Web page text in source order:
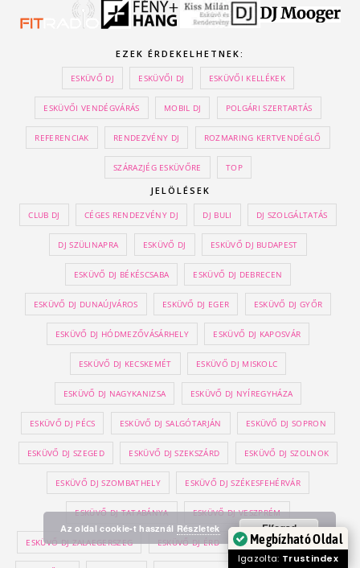
EZEK ÉRDEKELHETNEK:
ESKÜVŐ DJ ESKÜVŐI DJ ESKÜVŐI KELLÉKEK
ESKÜVŐI VENDÉGVÁRÁS MOBIL DJ POLGÁRI SZERTARTÁS
REFERENCIAK RENDEZVÉNY DJ ROZMARING KERTVENDÉGLŐ
SZÁRAZJÉG ESKÜVŐRE TOP
JELÖLÉSEK
CLUB DJ CÉGES RENDEZVÉNY DJ DJ BULI DJ SZOLGÁLTATÁS
DJ SZÜLINAPRA ESKÜVŐ DJ ESKÜVŐ DJ BUDAPEST
ESKÜVŐ DJ BÉKÉSCSABA ESKÜVŐ DJ DEBRECEN
ESKÜVŐ DJ DUNAÚJVÁROS ESKÜVŐ DJ EGER ESKÜVŐ DJ GYŐR
ESKÜVŐ DJ HÓDMEZŐVÁSÁRHELY ESKÜVŐ DJ KAPOSVÁR
ESKÜVŐ DJ KECSKEMÉT ESKÜVŐ DJ MISKOLC
ESKÜVŐ DJ NAGYKANIZSA ESKÜVŐ DJ NYÍREGYHÁZA
ESKÜVŐ DJ PÉCS ESKÜVŐ DJ SALGÓTARJÁN ESKÜVŐ DJ SOPRON
ESKÜVŐ DJ SZEGED ESKÜVŐ DJ SZEKSZÁRD ESKÜVŐ DJ SZOLNOK
ESKÜVŐ DJ SZOMBATHELY ESKÜVŐ DJ SZÉKESFEHÉRVÁR
ESKÜVŐ DJ TATABÁNYA ESKÜVŐ DJ VESZPRÉM
ESKÜVŐ DJ ZALAEGERSZEG ESKÜVŐ DJ ÉRD ESKÜVŐ HANGOSÍTÁS
Az oldal cookie-t használ Részletek Elfogad
Megbízható Oldal
Igazolta: Trustindex